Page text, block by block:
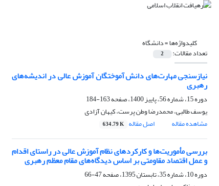
کلیدواژه‌ها =دانشگاه
تعداد مقالات: 2
نیازسنجی مهارت‌های دانش آموختگان آموزش عالی در اندیشه‌های
رهبری
دوره 15، شماره 56، پاییز 1400، صفحه
163-184
یوسف طالبی، محمدرضا وطن پرست، کیهان آزادی
مشاهده مقاله
اصل مقاله 634.79 K
بررسی مأموریت‌ها و کارکردهای نظام آموزش عالی در راستای اقدام
و عمل اقتصاد مقاومتی بر اساس دیدگاه‌های مقام معظم رهبری
دوره 10، شماره 35، تابستان 1395، صفحه
47-66